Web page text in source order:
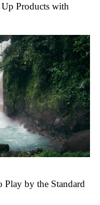
Products with
Play by the Standard